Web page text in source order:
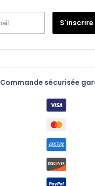
Commande sécurisée